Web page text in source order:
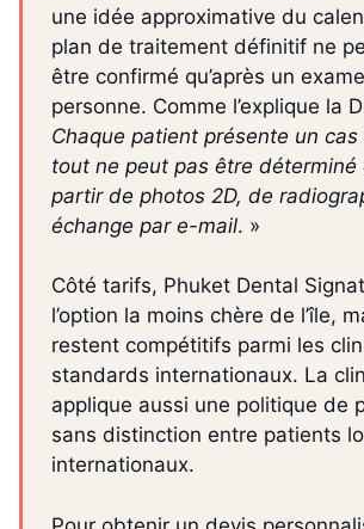
une idée approximative du
plan de traitement définitif ne
être confirmé qu’après un
personne. Comme l’explique la
Chaque patient présente un
tout ne peut pas être déterminé
partir de photos 2D, de
échange par e-mail. »
Côté tarifs, Phuket Dental
l’option la moins chère de l’île,
restent compétitifs parmi les
standards internationaux. La
applique aussi une politique de
sans distinction entre patients
internationaux.